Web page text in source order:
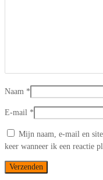
Naam *
E-mail *
Mijn naam, e-mail en
keer wanneer ik een reactie